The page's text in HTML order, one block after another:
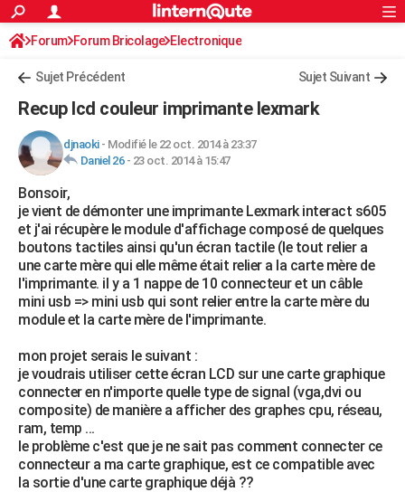
ACTUALITÉS
Politique
Société
Faits Divers
Education
Monde
Villes
+
FINANCE
Retraite
Impôts
Epargne
Immobilier
Risques naturels par ville
Banque
Assurance
Crédit
AUTO
Essais
Réserver un essai
Citadines
Berlines
SUV
Forum auto
+HIGH-TECH
Mobiles
Meilleur smartphone
Internet
Ordinateurs
Jeux vidéo
Guide high-tech
+BRICOLAGE
Forum
Aménagement intérieur
Extérieur
Cuisine
Salle de bains
Jardinage
Rangement
WEEK-END
Guides de France
Escapades
Patrimoine
Expositions
Musées
Week-end nature
LIFESTYLE
Art de vivre
Modes de vie
SANTE
Alimentation
Guide de la santé
Maladies
Médicaments
Sommeil
VOYAGE
Destinations
City break
Voyage nature
Voyage de noces
Forum
Climat
+PHOTO
GUIDES D'ACHAT
S'inscrire
Connexion
Forum Forum Bricolage Electronique
Sujet Précédent Sujet Suivant
Recup lcd couleur imprimante lexmark
djnaoki- Modifié le 22 oct. 2014 à 23:37
Daniel 26- 23 oct. 2014 à 15:47
Bonsoir,
je vient de démonter une imprimante Lexmark interact s605
et j'ai récupère le module d'affichage composé de quelques
boutons tactiles ainsi qu'un écran tactile (le tout relier a
une carte mère qui elle même était relier a la carte mère de
l'imprimante. il y a 1 nappe de 10 connecteur et un câble
mini usb => mini usb qui sont relier entre la carte mère du
module et la carte mère de l'imprimante.
mon projet serais le suivant :
je voudrais utiliser cette écran LCD sur une carte graphique
connecter en n'importe quelle type de signal (vga,dvi ou
composite) de manière a afficher des graphes cpu, réseau,
ram, temp ...
le problème c'est que je ne sait pas comment connecter ce
connecteur a ma carte graphique, est ce compatible avec
la sortie d'une carte graphique déjà ??